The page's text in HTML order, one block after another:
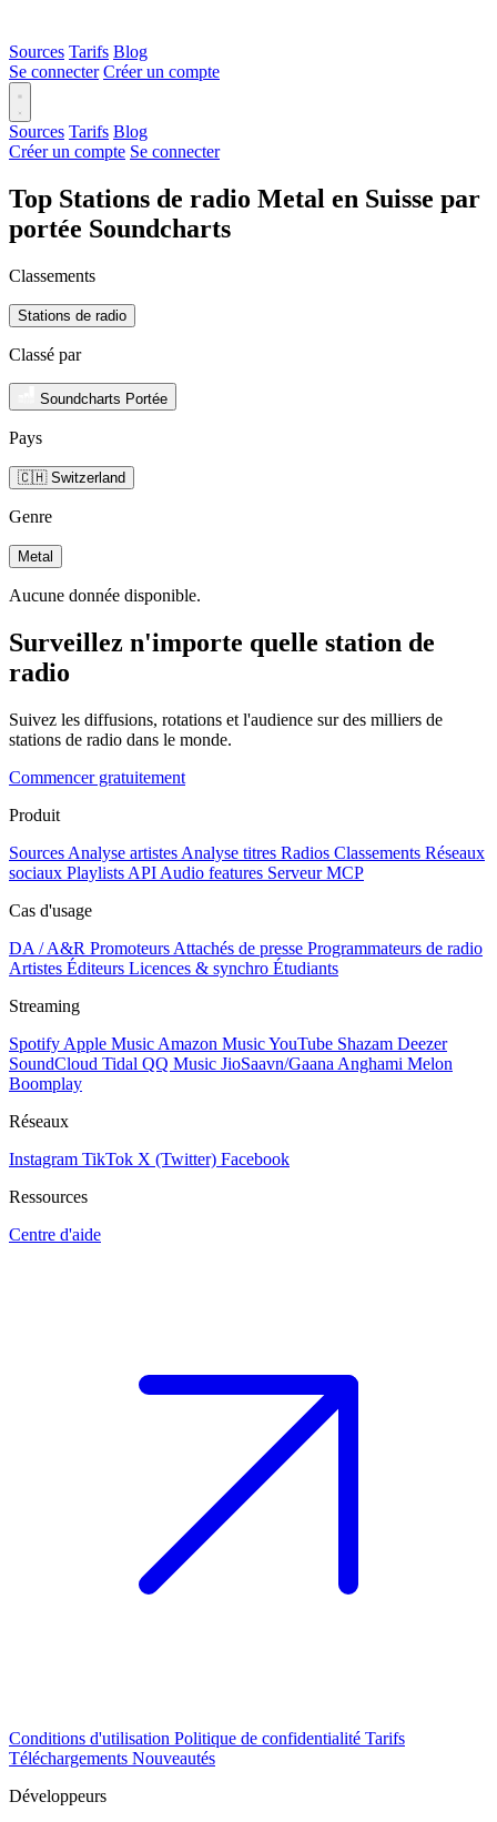
Sources Tarifs Blog
Se connecter Créer un compte
Sources Tarifs Blog
Créer un compte Se connecter
Top Stations de radio Metal en Suisse par
portée Soundcharts
Classements
Stations de radio
Classé par
Soundcharts Portée
Pays
🇨🇭 Switzerland
Genre
Metal
Aucune donnée disponible.
Surveillez n'importe quelle station de
radio
Suivez les diffusions, rotations et l'audience sur des milliers de
stations de radio dans le monde.
Commencer gratuitement
Produit
Sources Analyse artistes Analyse titres Radios Classements Réseaux
sociaux Playlists API Audio features Serveur MCP
Cas d'usage
DA / A&R Promoteurs Attachés de presse Programmateurs de radio
Artistes Éditeurs Licences & synchro Étudiants
Streaming
Spotify Apple Music Amazon MusicYouTube Shazam Deezer
SoundCloud Tidal QQ Music JioSaavn/Gaana Anghami Melon
Boomplay
Réseaux
Instagram TikTok X (Twitter) Facebook
Ressources
Centre d'aide
Conditions d'utilisation Politique de confidentialité Tarifs
Téléchargements Nouveautés
Développeurs